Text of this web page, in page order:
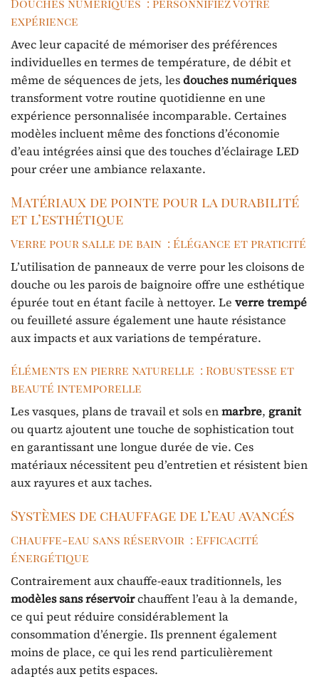
Douches numériques : personnifiez votre
expérience
Avec leur capacité de mémoriser des préférences
individuelles en termes de température, de débit et
même de séquences de jets, lesdouches numériques
transforment votre routine quotidienne en une
expérience personnalisée incomparable. Certaines
modèles incluent même des fonctions d’économie
d’eau intégrées ainsi que des touches d’éclairage LED
pour créer une ambiance relaxante.
Matériaux de pointe pour la durabilité
et l’esthétique
Verre pour salle de bain : Élégance et praticité
L’utilisation de panneaux de verre pour les cloisons de
douche ou les parois de baignoire offre une esthétique
épurée tout en étant facile à nettoyer. Le verre trempé
ou feuilleté assure également une haute résistance
aux impacts et aux variations de température.
Éléments en pierre naturelle : Robustesse et
beauté intemporelle
Les vasques, plans de travail et sols enmarbre, granit
ou quartz ajoutent une touche de sophistication tout
en garantissant une longue durée de vie. Ces
matériaux nécessitent peu d’entretien et résistent bien
aux rayures et aux taches.
Systèmes de chauffage de l’eau avancés
Chauffe-eau sans réservoir : Efficacité
énergétique
Contrairement aux chauffe-eaux traditionnels, les
modèles sans réservoirchauffent l’eau à la demande,
ce qui peut réduire considérablement la
consommation d’énergie. Ils prennent également
moins de place, ce qui les rend particulièrement
adaptés aux petits espaces.